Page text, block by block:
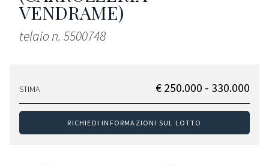
VENDRAME)
telaio n. 5500748
STIMA € 250.000 - 330.000
RICHIEDI INFORMAZIONI SUL LOTTO